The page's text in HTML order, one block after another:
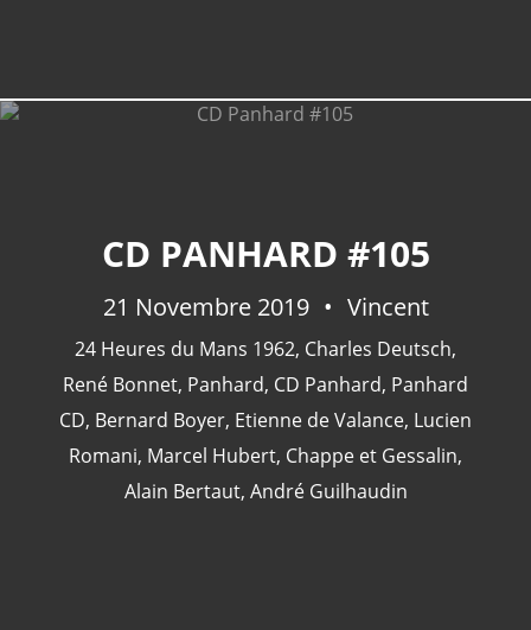
CD PANHARD #105
21 Novembre 2019 Vincent
24 Heures du Mans 1962, Charles Deutsch,
René Bonnet, Panhard, CD Panhard, Panhard
CD, Bernard Boyer, Etienne de Valance, Lucien
Romani, Marcel Hubert, Chappe et Gessalin,
Alain Bertaut, André Guilhaudin
24 Heures Du Mans(18)
Artcar